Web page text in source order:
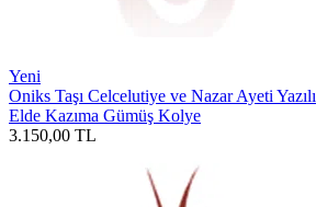
Yeni
Oniks Taşı Celcelutiye ve Nazar Ayeti Yazılı
Elde Kazıma Gümüş Kolye
3.150,00 TL